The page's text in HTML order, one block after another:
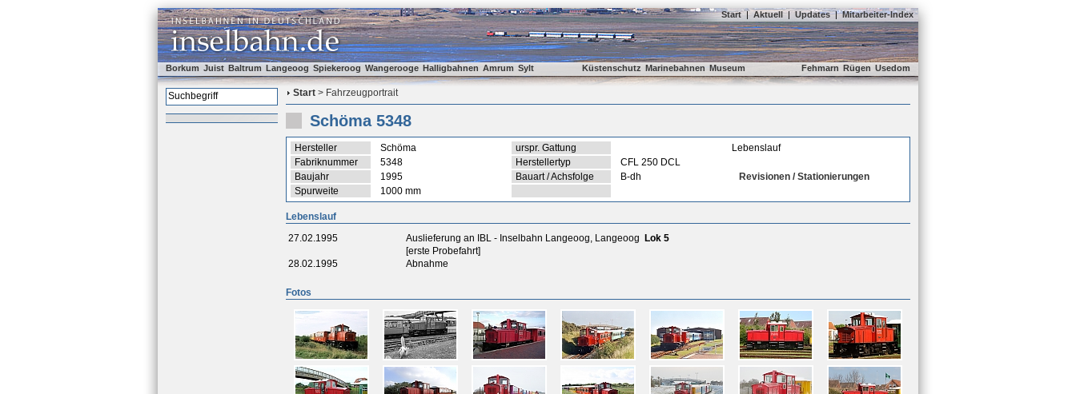
Start | Aktuell | Updates | Mitarbeiter-Index
Borkum Juist Baltrum Langeoog Spiekeroog Wangerooge Halligbahnen Amrum Sylt Küstenschutz Marinebahnen Museum Fehmarn Rügen Usedom
Start > Fahrzeugportrait
Schöma 5348
Hersteller Schöma urspr. Gattung
Lebenslauf
Fabriknummer
5348 Herstellertyp
CFL 250 DCL
Baujahr
1995 Bauart / Achsfolge B-dh
Revisionen / Stationierungen
Spurweite
1000 mm
Lebenslauf
27.02.1995
Auslieferung an IBL - Inselbahn Langeoog, Langeoog
Lok 5
[erste Probefahrt]
28.02.1995
Abnahme
Fotos